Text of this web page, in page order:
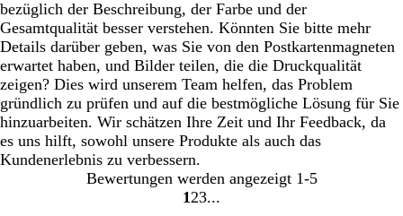
bezüglich der Beschreibung, der Farbe und der
Gesamtqualität besser verstehen. Könnten Sie bitte mehr
Details darüber geben, was Sie von den Postkartenmagneten
erwartet haben, und Bilder teilen, die die Druckqualität
zeigen? Dies wird unserem Team helfen, das Problem
gründlich zu prüfen und auf die bestmögliche Lösung für Sie
hinzuarbeiten. Wir schätzen Ihre Zeit und Ihr Feedback, da
es uns hilft, sowohl unsere Produkte als auch das
Kundenerlebnis zu verbessern.
Bewertungen werden angezeigt 1-5
Gehe
1 Gehe
2 Gehe
3